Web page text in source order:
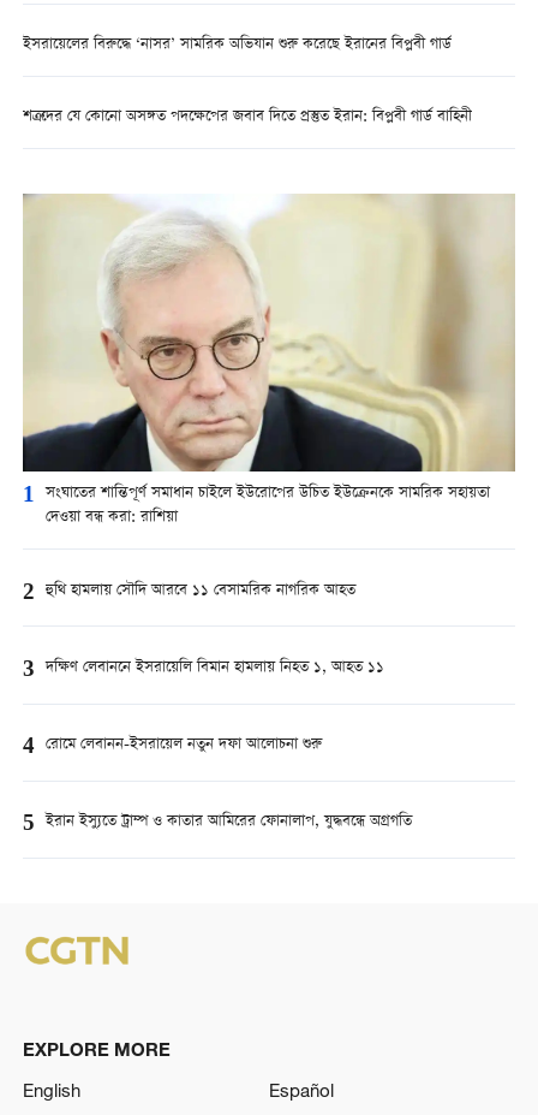
ইসরায়েলের বিরুদ্ধে ‘নাসর’ সামরিক অভিযান শুরু করেছে ইরানের বিপ্লবী গার্ড
শত্রুদের যে কোনো অসঙ্গত পদক্ষেপের জবাব দিতে প্রস্তুত ইরান: বিপ্লবী গার্ড বাহিনী
1 সংঘাতের শান্তিপূর্ণ সমাধান চাইলে ইউরোপের উচিত ইউক্রেনকে সামরিক সহায়তা
দেওয়া বন্ধ করা: রাশিয়া
2 হুথি হামলায় সৌদি আরবে ১১ বেসামরিক নাগরিক আহত
3 দক্ষিণ লেবাননে ইসরায়েলি বিমান হামলায় নিহত ১, আহত ১১
4 রোমে লেবানন-ইসরায়েল নতুন দফা আলোচনা শুরু
5 ইরান ইস্যুতে ট্রাম্প ও কাতার আমিরের ফোনালাপ, যুদ্ধবন্ধে অগ্রগতি
EXPLORE MORE
English
Español